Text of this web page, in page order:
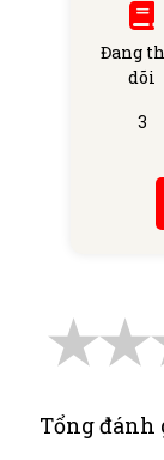
Đang
dõi
3
★
★
Tổng đánh